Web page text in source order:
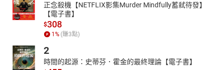
正念殺機【NETFLIX影集Murder Mindfully蓄弒待發】
【電子書】
$308
1% (賺3點)
2
時間的起源：史蒂芬．霍金的最終理論【電子書】